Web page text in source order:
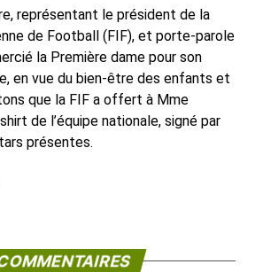
représentant le président de la
de Football (FIF), et porte-parole
la Première dame pour son
en vue du bien-être des enfants et
que la FIF a offert à Mme
de l’équipe nationale, signé par
présentes.